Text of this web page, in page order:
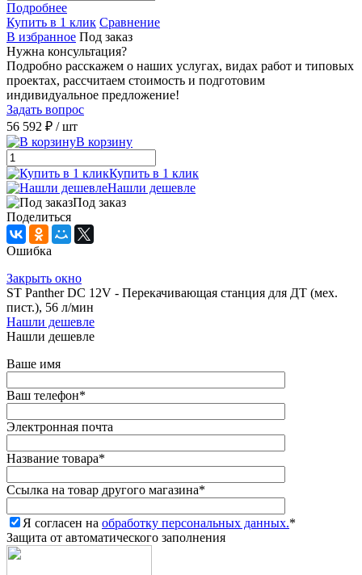
Подробнее
Купить в 1 клик Сравнение
В избранное Под заказ
Нужна консультация?
Подробно расскажем о наших услугах, видах работ и типовых
проектах, рассчитаем стоимость и подготовим
индивидуальное предложение!
Задать вопрос
56 592 ₽ / шт
В корзину
Купить в 1 клик
Нашли дешевле
Под заказ
Поделиться
Ошибка
Закрыть окно
ST Panther DC 12V - Перекачивающая станция для ДТ (мех.
пист.), 56 л/мин
Нашли дешевле
Нашли дешевле
Ваше имя
Ваш телефон*
Электронная почта
Название товара*
Ссылка на товар другого магазина*
Я согласен на обработку персональных данных.*
Защита от автоматического заполнения